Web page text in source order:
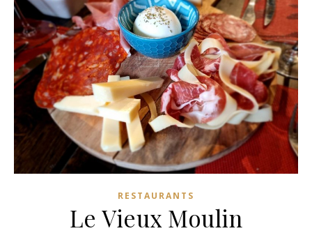
RESTAURANTS
Le Vieux Moulin